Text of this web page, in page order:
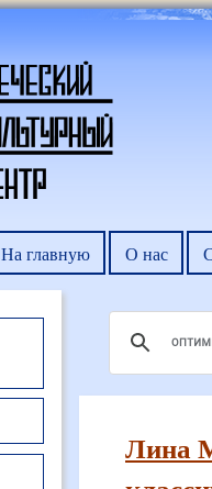
На главную О нас
Лина